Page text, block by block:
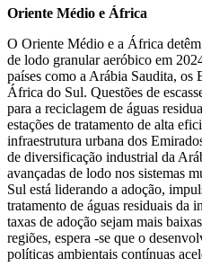
Oriente Médio e África
O Oriente Médio e a África
de lodo granular aeróbico em
países como a Arábia Saudita, os
África do Sul. Questões de
para a reciclagem de águas
estações de tratamento de alta
infraestrutura urbana dos
de diversificação industrial da
avançadas de lodo nos sistemas
Sul está liderando a adoção,
tratamento de águas residuais da
taxas de adoção sejam mais
regiões, espera -se que o
políticas ambientais contínuas